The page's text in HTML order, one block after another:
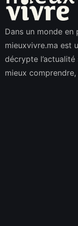
Dans un monde en
mieuxvivre.ma est
décrypte
mieux